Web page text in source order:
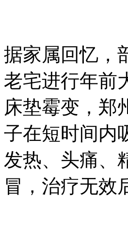
据家属回忆，
老宅进行年前
床垫霉变，郑
子在短时间内
发热、头痛、
冒，治疗无效